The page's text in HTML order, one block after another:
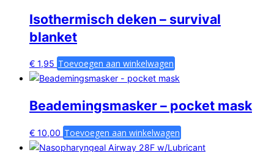
Isothermisch deken – survival
blanket
€ 1,95 Toevoegen aan winkelwagen
Beademingsmasker – pocket mask
€ 10,00 Toevoegen aan winkelwagen